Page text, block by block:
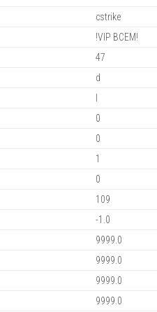
cstrike
!VIP ВСЕМ!
47
d
0
0
1
0
109
-1.0
9999.0
9999.0
9999.0
9999.0